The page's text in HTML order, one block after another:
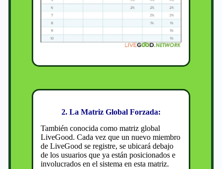
2. La Matriz Global Forzada:
También conocida como matriz global
LiveGood. Cada vez que un nuevo miembro
de LiveGood se registre, se ubicará debajo
de los usuarios que ya están posicionados e
involucrados en el sistema en esta matriz.